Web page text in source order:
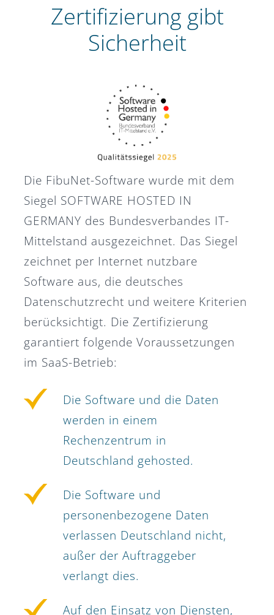
Zertifizierung gibt
Sicherheit
Die FibuNet-Software wurde mit dem
Siegel SOFTWARE HOSTED IN
GERMANY des Bundesverbandes IT-
Mittelstand ausgezeichnet. Das Siegel
zeichnet per Internet nutzbare
Software aus, die deutsches
Datenschutzrecht und weitere Kriterien
berücksichtigt. Die Zertifizierung
garantiert folgende Voraussetzungen
im SaaS-Betrieb:
Die Software und die Daten
werden in einem
Rechenzentrum in
Deutschland gehosted.
Die Software und
personenbezogene Daten
verlassen Deutschland nicht,
außer der Auftraggeber
verlangt dies.
Auf den Einsatz von Diensten,